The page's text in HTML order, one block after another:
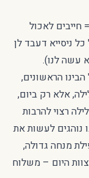
חייבים לאכול
ניסייא דעבד לן
עשה לנו).
הראשונים,
אלא רק ביום,
רצוי להרבות
נוהגים לעשות את
מנחה גדולה,
היום – משלוח